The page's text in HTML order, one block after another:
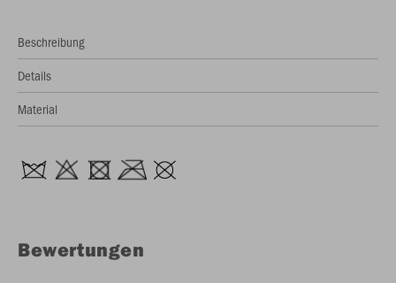
Beschreibung
Details
Material
Bewertungen